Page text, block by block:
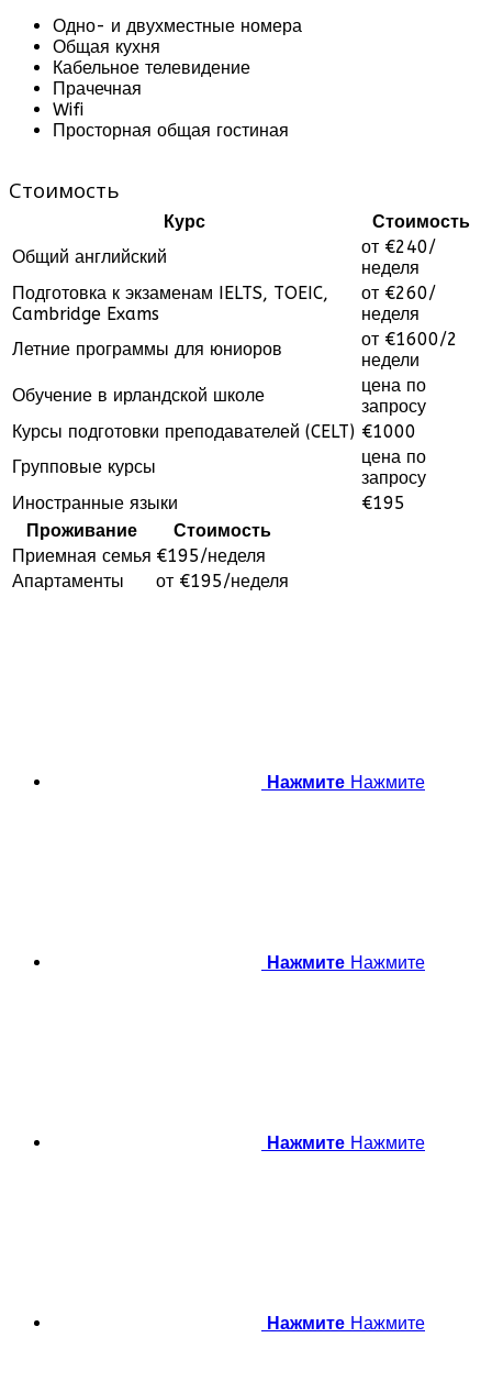
Одно- и двухместные номера
Общая кухня
Кабельное телевидение
Прачечная
Wifi
Просторная общая гостиная
Стоимость
Курс
Стоимость
Общий английский
от €240/
неделя
Подготовка к экзаменам IELTS, TOEIC,
Cambridge Exams
от €260/
неделя
Летние программы для юниоров
от €1600/2
недели
Обучение в ирландской школе
цена по
запросу
Курсы подготовки преподавателей (CELT) €1000
Групповые курсы
цена по
запросу
Иностранные языки
€195
Проживание
Стоимость
Приемная семья €195/неделя
Апартаменты
от €195/неделя
Нажмите Нажмите
Нажмите Нажмите
Нажмите Нажмите
Нажмите Нажмите